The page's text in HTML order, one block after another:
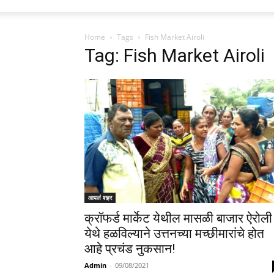
Home Tags Fish Market Airoli
Tag: Fish Market Airoli
आपलं शहर
क्रॉफर्ड मार्केट येथील मासळी बाजार ऐरोली
येथे हळविल्याने उत्तनच्या मच्छीमारांचे होत
आहे प्रचंड नुकसान!
Admin - 09/08/2021